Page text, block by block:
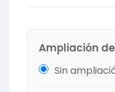
Ampliación
Sin